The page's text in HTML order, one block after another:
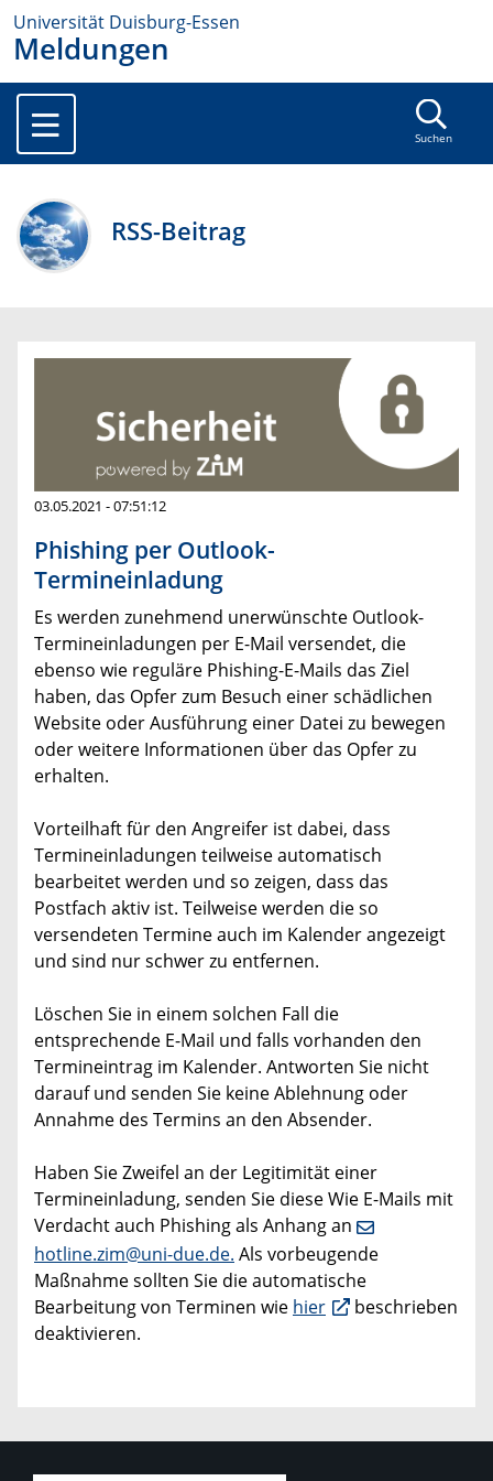
Universität Duisburg-Essen
Meldungen
Suchen
RSS-Beitrag
03.05.2021 - 07:51:12
Phishing per Outlook-
Termineinladung
Es werden zunehmend unerwünschte Outlook-
Termineinladungen per E-Mail versendet, die
ebenso wie reguläre Phishing-E-Mails das Ziel
haben, das Opfer zum Besuch einer schädlichen
Website oder Ausführung einer Datei zu bewegen
oder weitere Informationen über das Opfer zu
erhalten.
Vorteilhaft für den Angreifer ist dabei, dass
Termineinladungen teilweise automatisch
bearbeitet werden und so zeigen, dass das
Postfach aktiv ist. Teilweise werden die so
versendeten Termine auch im Kalender angezeigt
und sind nur schwer zu entfernen.
Löschen Sie in einem solchen Fall die
entsprechende E-Mail und falls vorhanden den
Termineintrag im Kalender. Antworten Sie nicht
darauf und senden Sie keine Ablehnung oder
Annahme des Termins an den Absender.
Haben Sie Zweifel an der Legitimität einer
Termineinladung, senden Sie diese Wie E-Mails mit
Verdacht auch Phishing als Anhang an
hotline.zim@uni-due.de. Als vorbeugende
Maßnahme sollten Sie die automatische
Bearbeitung von Terminen wie hier
beschrieben
deaktivieren.